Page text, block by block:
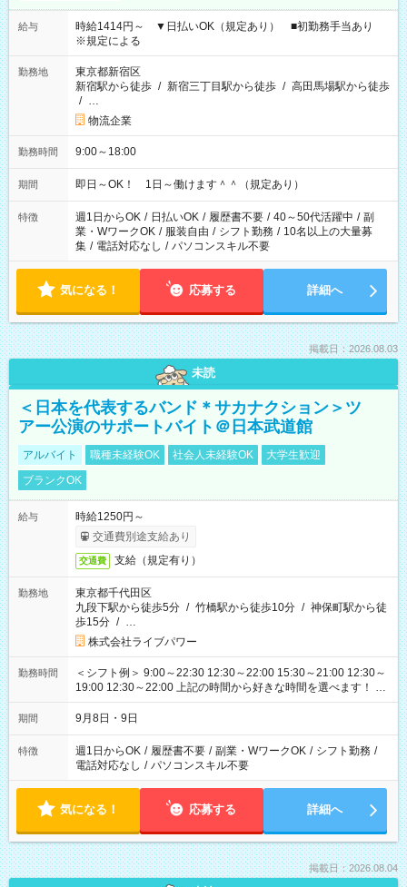
給与
時給1414円～ ▼日払いOK（規定あり） ■初勤務手当あり
※規定による
勤務地
東京都新宿区
新宿駅から徒歩 / 新宿三丁目駅から徒歩 / 高田馬場駅から徒歩
/ …
物流企業
勤務時間 9:00～18:00
期間 即日～OK！ 1日～働けます＾＾（規定あり）
特徴 週1日からOK / 日払いOK / 履歴書不要 / 40～50代活躍中 / 副
業・WワークOK / 服装自由 / シフト勤務 / 10名以上の大量募
集 / 電話対応なし / パソコンスキル不要
気になる！ 応募する 詳細へ
掲載日：2026.08.03
未読
＜日本を代表するバンド＊サカナクション＞ツ
アー公演のサポートバイト＠日本武道館
アルバイト 職種未経験OK 社会人未経験OK
大学生歓迎
ブランクOK
給与
時給1250円～
交通費別途支給あり
交通費 支給（規定有り）
勤務地
東京都千代田区
九段下駅から徒歩5分 / 竹橋駅から徒歩10分 / 神保町駅から徒
歩15分 / …
株式会社ライブパワー
勤務時間
＜シフト例＞ 9:00～22:30 12:30～22:00 15:30～21:00 12:30～
19:00 12:30～22:00 上記の時間から好きな時間を選べます！ ※
時間は変更となる可能性があります
期間 9月8日・9日
特徴 週1日からOK / 履歴書不要 / 副業・WワークOK / シフト勤務 /
電話対応なし / パソコンスキル不要
気になる！ 応募する 詳細へ
掲載日：2026.08.04